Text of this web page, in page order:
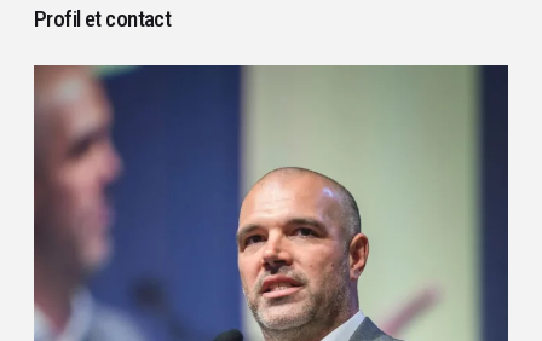
Profil et contact